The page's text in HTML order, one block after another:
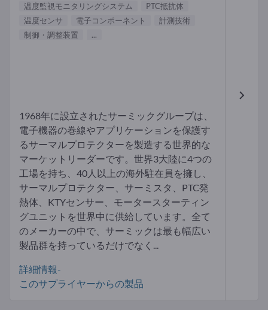
温度監視モニタリングシステム
PTC抵抗体
温度センサ
電子コンポーネント
計測技術
制御・調整装置
...
1968年に設立されたサーミックグループは、
電子機器の巻線やアプリケーションを保護す
るサーマルプロテクターを製造する世界的な
マーケットリーダーです。世界3大陸に4つの
工場を持ち、40人以上の海外駐在員を擁し、
サーマルプロテクター、サーミスタ、PTC発
熱体、KTYセンサー、モータースターティン
グユニットを世界中に供給しています。全て
のメーカーの中で、サーミックは最も幅広い
製品群を持っているだけでなく...
詳細情報-
このサプライヤーからの製品